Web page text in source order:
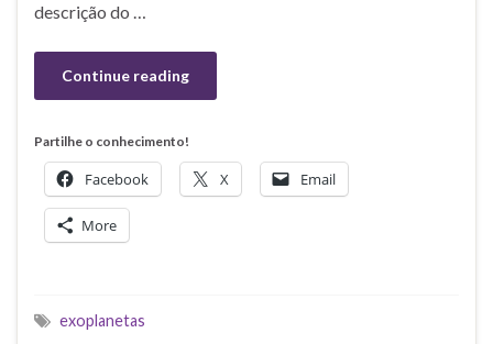
descrição do …
Continue reading
Partilhe o conhecimento!
Facebook X Email
More
exoplanetas